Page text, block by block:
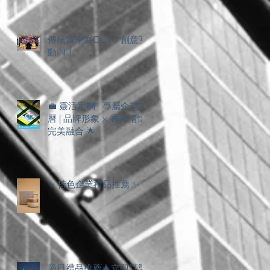
傳統留學展OUT！創意互
動IN！
💼 靈活定制 · 專屬企業月
曆 | 品牌形象 × 香港情懷
完美融合 🌟
✨ 特色企業禮品推薦 ✨